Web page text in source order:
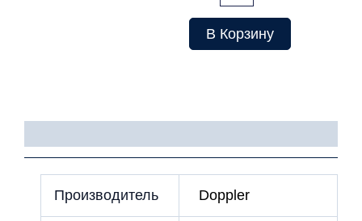
ENI2
(ENI
В Корзину
Производитель Doppler